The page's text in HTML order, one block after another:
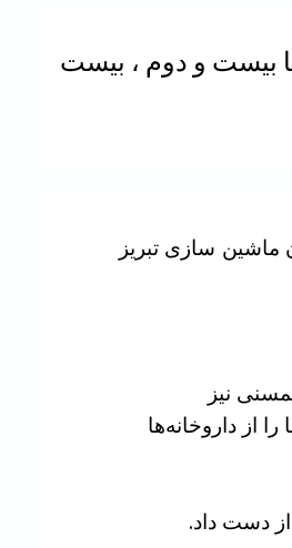
بیست و دوم ، بیست
زندان کشور ، اعتصاب کارگران ماشین سازی تبریز
نیز
از داروخانه‌ها
دست داد.